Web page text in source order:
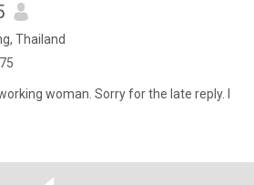
Thailand
woman. Sorry for the late reply. I